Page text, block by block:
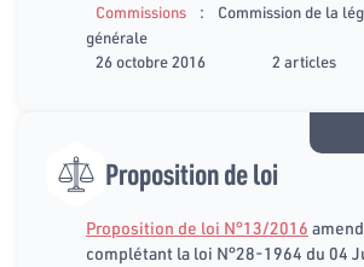
Commissions :
Commission de la
générale
26 octobre 2016
2 articles
Proposition de loi
Proposition de loi N°13/2016
complétant la loi N°28-1964 du 04